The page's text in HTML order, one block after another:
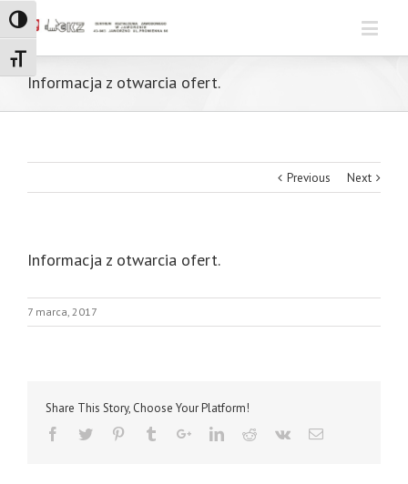
Toggle High Contrast
Toggle Font size
Informacja z otwarcia ofert.
Previous Next
Informacja z otwarcia ofert.
7 marca, 2017
Share This Story, Choose Your Platform!